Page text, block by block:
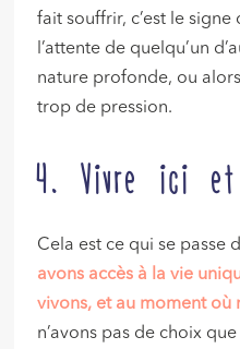
fait souffrir, c’est le signe
l’attente de quelqu’un
nature profonde, ou
trop de pression.
4. Vivre ici et
Cela est ce qui se passe
avons accès à la vie
vivons, et au moment où
n’avons pas de choix